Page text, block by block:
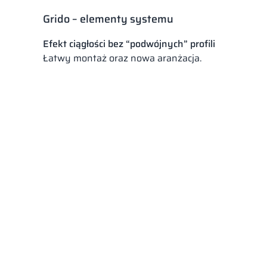
Grido – elementy systemu
Efekt ciągłości bez “podwójnych” profili
Łatwy montaż oraz nowa aranżacja.